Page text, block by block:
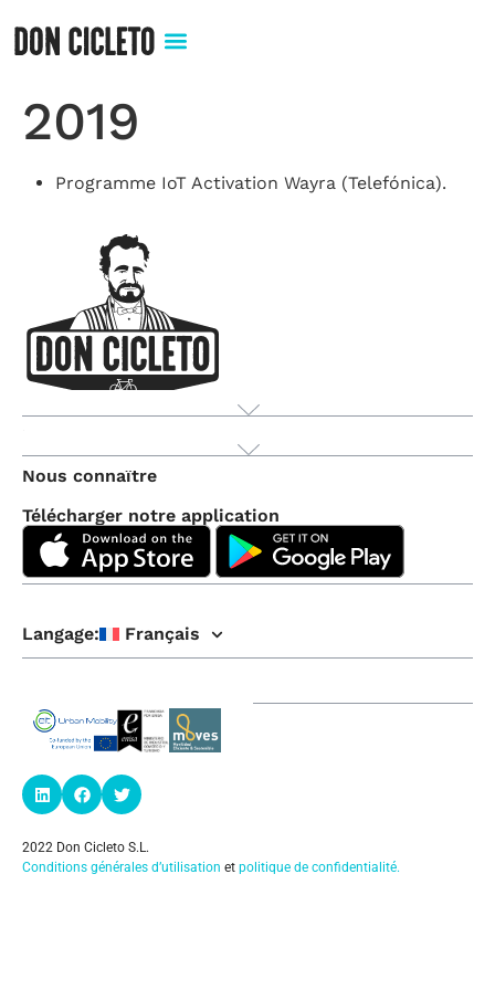
2019
Programme IoT Activation Wayra (Telefónica).
Nous connaître
Télécharger notre application
Langage: Français
2022 Don Cicleto S.L.
Conditions générales d’utilisation et politique de confidentialité.